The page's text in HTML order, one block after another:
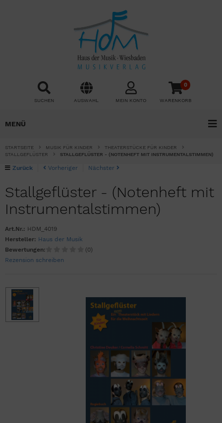
SUCHEN AUSWAHL MEIN KONTO
0
WARENKORB
MENÜ
STARTSEITE MUSIK FÜR KINDER
THEATERSTÜCKE FÜR KINDER
STALLGEFLÜSTER
STALLGEFLÜSTER - (NOTENHEFT MIT INSTRUMENTALSTIMMEN)
Stallgeflüster - (Notenheft mit
Instrumentalstimmen)
Art.Nr.: HDM_4019
Hersteller: Haus der Musik
Bewertungen:
(0)
Rezension schreiben
Zurück Vorheriger Nächster